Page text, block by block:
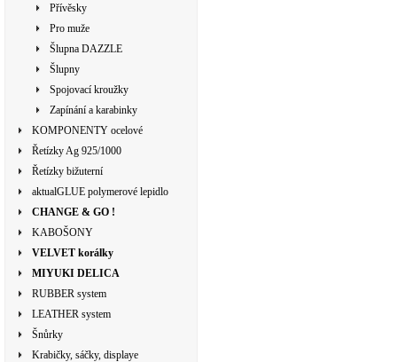
Přívěsky
Pro muže
Šlupna DAZZLE
Šlupny
Spojovací kroužky
Zapínání a karabinky
KOMPONENTY ocelové
Řetízky Ag 925/1000
Řetízky bižuterní
aktualGLUE polymerové lepidlo
CHANGE & GO !
KABOŠONY
VELVET korálky
MIYUKI DELICA
RUBBER system
LEATHER system
Šnůrky
Krabičky, sáčky, displaye